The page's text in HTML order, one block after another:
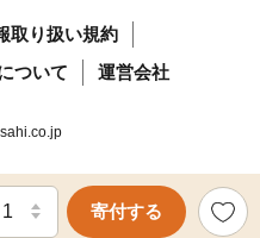
寄付する
取り扱い規約
ついて
運営会社